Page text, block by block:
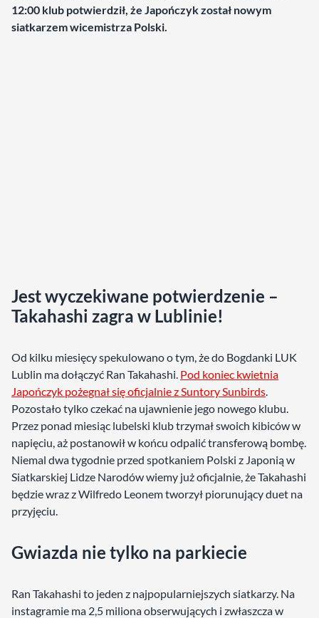
12:00 klub potwierdził, że Japończyk został nowym
siatkarzem wicemistrza Polski.
Jest wyczekiwane potwierdzenie –
Takahashi zagra w Lublinie!
Od kilku miesięcy spekulowano o tym, że do Bogdanki LUK
Lublin ma dołączyć Ran Takahashi. Pod koniec kwietnia
Japończyk pożegnał się oficjalnie z Suntory Sunbirds.
Pozostało tylko czekać na ujawnienie jego nowego klubu.
Przez ponad miesiąc lubelski klub trzymał swoich kibiców w
napięciu, aż postanowił w końcu odpalić transferową bombę.
Niemal dwa tygodnie przed spotkaniem Polski z Japonią w
Siatkarskiej Lidze Narodów wiemy już oficjalnie, że Takahashi
będzie wraz z Wilfredo Leonem tworzył piorunujący duet na
przyjęciu.
Gwiazda nie tylko na parkiecie
Ran Takahashi to jeden z najpopularniejszych siatkarzy. Na
instagramie ma 2,5 miliona obserwujących i zwłaszcza w